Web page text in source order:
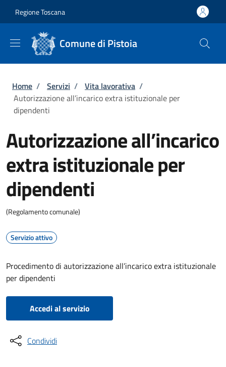
Regione Toscana
Comune di Pistoia
Briciole di pane
Home / Servizi / Vita lavorativa /
Autorizzazione all’incarico extra istituzionale per
dipendenti
Autorizzazione all’incarico
extra istituzionale per
dipendenti
(Regolamento comunale)
Servizio attivo
Procedimento di autorizzazione all’incarico extra istituzionale
per dipendenti
Accedi al servizio
Condividi